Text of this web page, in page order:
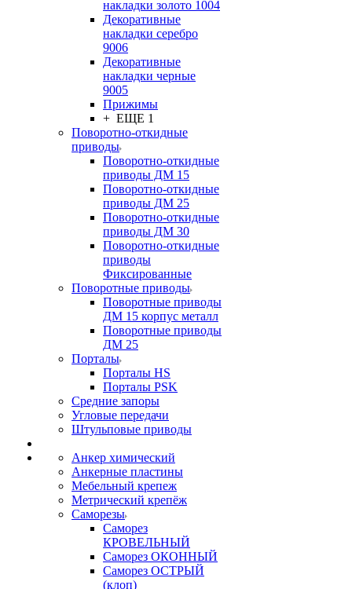
накладки золото 1004
Декоративные
накладки серебро
9006
Декоративные
накладки черные
9005
Прижимы
+ ЕЩЕ 1
Поворотно-откидные
приводы
Поворотно-откидные
приводы ДМ 15
Поворотно-откидные
приводы ДМ 25
Поворотно-откидные
приводы ДМ 30
Поворотно-откидные
приводы
Фиксированные
Поворотные приводы
Поворотные приводы
ДМ 15 корпус металл
Поворотные приводы
ДМ 25
Порталы
Порталы HS
Порталы PSK
Средние запоры
Угловые передачи
Штульповые приводы
Анкер химический
Анкерные пластины
Мебельный крепеж
Метрический крепёж
Саморезы
Саморез
КРОВЕЛЬНЫЙ
Саморез ОКОННЫЙ
Саморез ОСТРЫЙ
(клоп)